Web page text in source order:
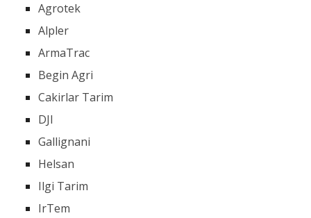
Agrotek
Alpler
ArmaTrac
Begin Agri
Cakirlar Tarim
DJI
Gallignani
Helsan
Ilgi Tarim
IrTem